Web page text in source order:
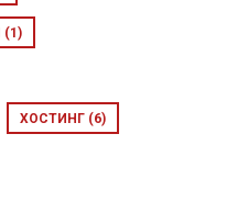
(1)
ХОСТИНГ (6)